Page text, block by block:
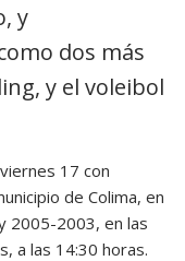
y
dos más
y el voleibol
17 con
de Colima, en
2005-2003, en las
a las 14:30 horas.